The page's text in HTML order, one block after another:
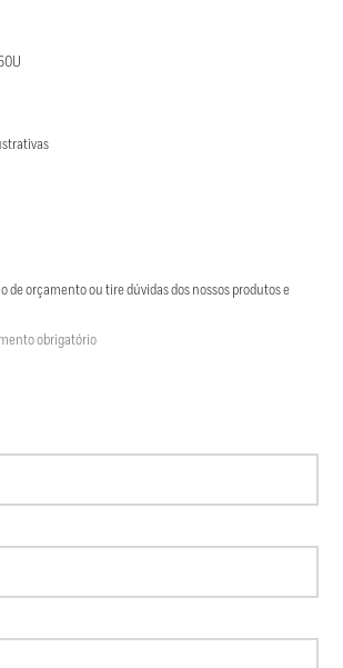
de orçamento ou tire dúvidas dos nossos produtos e
obrigatório